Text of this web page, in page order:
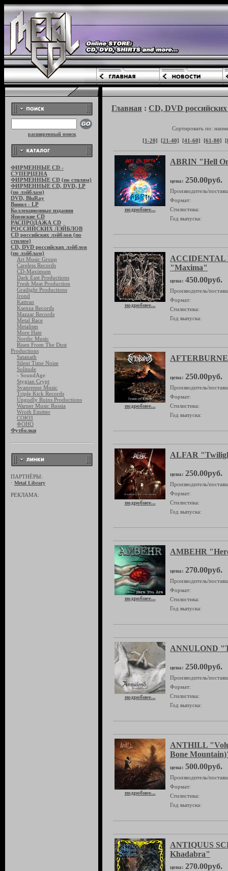
расширенный поиск
ФИРМЕННЫЕ CD -
СУПЕРЦЕНА
ФИРМЕННЫЕ CD (по стилям)
ФИРМЕННЫЕ CD, DVD, LP
(по лэйблам)
DVD, BluRay
Винил - LP
Коллекционные издания
Японские CD
РАСПРОДАЖА CD
РОССИЙСКИХ ЛЭЙБЛОВ
CD российских лэйблов (по
стилям)
CD, DVD российских лэйблов
(по лэйблам)
Art Music Group
Careless Records
CD-Maximum
Dark East Productions
Fresh Meat Production
Grailight Productions
Irond
Kattran
Ksenza Records
Mazzar Records
Metal Race
Metalism
More Hate
Nordic Music
Risen From The Dust
Productions
Satanath
Silent Time Noise
Solitude
- SoundAge
Stygian Crypt
Svanrenne Music
Triple Kick Records
Ungodly Ruins Productions
Warner Music Russia
Wroth Emitter
СОЮЗ
ФОНО
Футболки
ПАРТНЁРЫ:
· Metal Library
РЕКЛАМА:
·
Главная : CD, DVD
Сортировать по:
[1-20] [21-40] [41-60] [61-80]
подробнее...
ABRIN "Hell
цена: 250.00руб.
Производитель/
Формат:
Стилистика:
Год выпуска:
подробнее...
ACCIDENTAL
"Maxima"
цена: 450.00руб.
Производитель/
Формат:
Стилистика:
Год выпуска:
подробнее...
цена: 250.00руб.
Производитель/
Формат:
Стилистика:
Год выпуска:
подробнее...
ALFAR
цена: 250.00руб.
Производитель/
Формат:
Стилистика:
Год выпуска:
подробнее...
AMBEHR
цена: 270.00руб.
Производитель/
Формат:
Стилистика:
Год выпуска:
подробнее...
ANNULOND
цена: 250.00руб.
Производитель/
Формат:
Стилистика:
Год выпуска:
подробнее...
ANTHILL
Bone
цена: 500.00руб.
Производитель/
Формат:
Стилистика:
Год выпуска:
ANTIQUUS
Khadabra"
цена: 270.00руб.